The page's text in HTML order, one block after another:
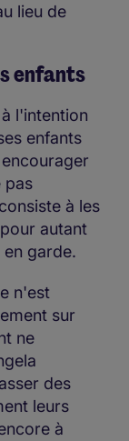
lieu de
enfants
l'intention
enfants
pas
à les
autant
garde.
n'est
sur
ne
des
leurs
à